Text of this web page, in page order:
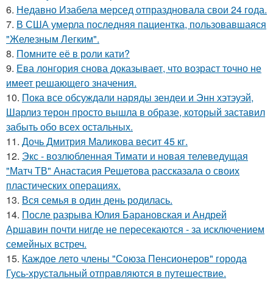
6. Недавно Изабела мерсед отпраздновала свои 24 года.
7. В США умерла последняя пациентка, пользовавшаяся
"Железным Легким".
8. Помните её в роли кати?
9. Ева лонгория снова доказывает, что возраст точно не
имеет решающего значения.
10. Пока все обсуждали наряды зендеи и Энн хэтэуэй,
Шарлиз терон просто вышла в образе, который заставил
забыть обо всех остальных.
11. Дочь Дмитрия Маликова весит 45 кг.
12. Экс - возлюбленная Тимати и новая телеведущая
"Матч ТВ" Анастасия Решетова рассказала о своих
пластических операциях.
13. Вся семья в один день родилась.
14. После разрыва Юлия Барановская и Андрей
Аршавин почти нигде не пересекаются - за исключением
семейных встреч.
15. Каждое лето члены "Союза Пенсионеров" города
Гусь-хрустальный отправляются в путешествие.